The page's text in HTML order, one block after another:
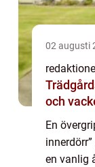
02 augusti
och
En
en vanlig